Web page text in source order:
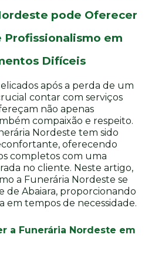
pode Oferecer
Profissionalismo em
Difíceis
após a perda de um
contar com serviços
não apenas
compaixão e respeito.
Nordeste tem sido
oferecendo
completos com uma
no cliente. Neste artigo,
a Funerária Nordeste se
de Abaiara, proporcionando
em tempos de necessidade.
a Funerária Nordeste em